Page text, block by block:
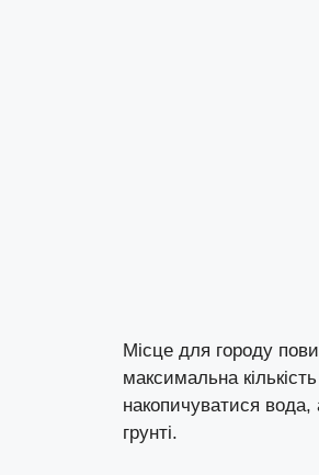
Місце для городу
максимальна
накопичуватися
грунті.